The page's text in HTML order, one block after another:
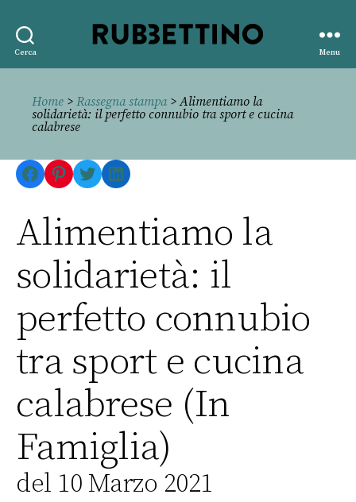
Cerca
editore
Menu
Home > Rassegna stampa> Alimentiamo la
solidarietà: il perfetto connubio tra sport e cucina
calabrese
Facebook
Pinterest
TwitterLinkedIn
Alimentiamo la
solidarietà: il
perfetto connubio
tra sport e cucina
calabrese (In
Famiglia)
del 10 Marzo 2021